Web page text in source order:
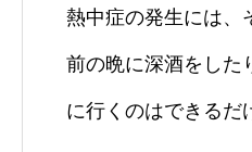
熱中症の発生には、
前の晩に深酒をした
に行くのはできるだ